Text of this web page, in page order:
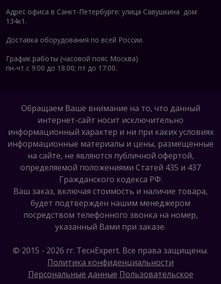
Адрес офиса в Санкт-Петербурге: улица Савушкина дом
134к1.
Доставка оборудования по всей России.
График работы (часовой пояс Москва)
пн-чт с 9:00 до 18:00; пт до 17:00.
Обращаем Ваше внимание на то, что данный
интернет-сайт носит исключительно
информационный характер и ни при каких условиях
информационные материалы и цены, размещенные
на сайте, не являются публичной офертой,
определяемой положениями Статей 435 и 437
Гражданского кодекса РФ.
Ваш заказ, включая стоимость и наличие товара,
будет подтвержден нашим менеджером
посредством телефонного звонка на номер,
указанный Вами при заказе.
© 2015 - 2026 гг. ТеcнExpert. Все права защищены.
Политика конфиденциальности
Персональные данные Пользовательское